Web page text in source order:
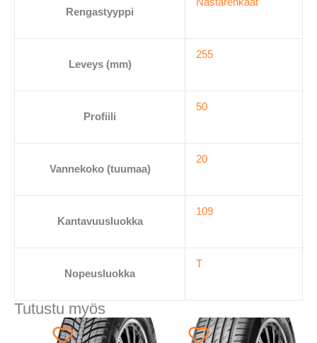
Rengastyyppi
Nastarenkaat
Leveys (mm)
255
Profiili
50
Vannekoko (tuumaa)
20
Kantavuusluokka
109
Nopeusluokka
T
Tutustu myös